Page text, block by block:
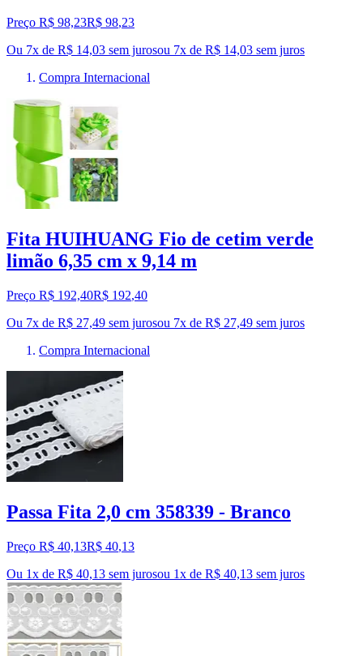
Preço R$ 98,23R$ 98,23
Ou 7x de R$ 14,03 sem jurosou 7x de R$ 14,03 sem juros
Compra Internacional
Fita HUIHUANG Fio de cetim verde
limão 6,35 cm x 9,14 m
Preço R$ 192,40R$ 192,40
Ou 7x de R$ 27,49 sem jurosou 7x de R$ 27,49 sem juros
Compra Internacional
Passa Fita 2,0 cm 358339 - Branco
Preço R$ 40,13R$ 40,13
Ou 1x de R$ 40,13 sem jurosou 1x de R$ 40,13 sem juros